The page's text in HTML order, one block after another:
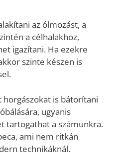
az ólmozást, a
a célhalakhoz,
igazítani. Ha ezekre
szinte készen is
is bátorítani
ugyanis
tartogathat a számunkra.
ami nem ritkán
technikáknál.